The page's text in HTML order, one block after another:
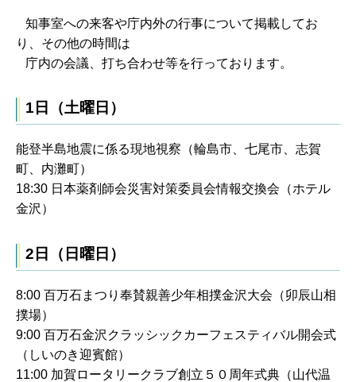
知事室への来客や庁内外の行事について掲載してお
り、その他の時間は
庁内の会議、打ち合わせ等を行っております。
1日（土曜日）
能登半島地震に係る現地視察（輪島市、七尾市、志賀
町、内灘町）
18:30 日本薬剤師会災害対策委員会情報交換会（ホテル
金沢）
2日（日曜日）
8:00 百万石まつり奉賛親善少年相撲金沢大会（卯辰山相
撲場）
9:00 百万石金沢クラッシックカーフェスティバル開会式
（しいのき迎賓館）
11:00 加賀ロータリークラブ創立５０周年式典（山代温